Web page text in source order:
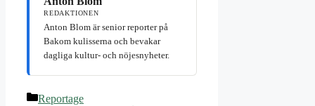
REDAKTIONEN
Anton Blom är senior reporter på
Bakom kulisserna och bevakar
dagliga kultur- och nöjesnyheter.
Kategorier
Reportage